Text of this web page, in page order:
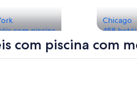
com piscina
Chicago
458
com piscina com
nova janela
Bay Resort And Casino